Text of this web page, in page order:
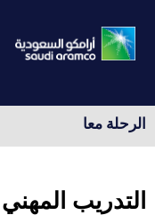
الرحلة معا
التدريب المهني